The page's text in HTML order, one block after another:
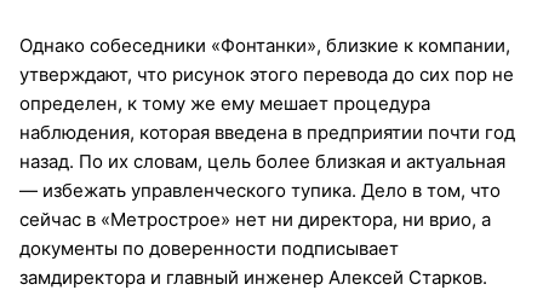
Однако собеседники «Фонтанки», близкие к компании,
утверждают, что рисунок этого перевода до сих пор не
определен, к тому же ему мешает процедура
наблюдения, которая введена в предприятии почти год
назад. По их словам, цель более близкая и актуальная
— избежать управленческого тупика. Дело в том, что
сейчас в «Метрострое» нет ни директора, ни врио, а
документы по доверенности подписывает
замдиректора и главный инженер Алексей Старков.